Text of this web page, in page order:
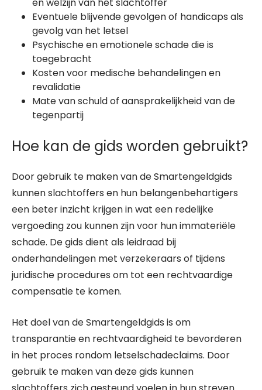
Eventuele blijvende gevolgen of handicaps als
gevolg van het letsel
Psychische en emotionele schade die is
toegebracht
Kosten voor medische behandelingen en
revalidatie
Mate van schuld of aansprakelijkheid van de
tegenpartij
Hoe kan de gids worden gebruikt?
Door gebruik te maken van de Smartengeldgids
kunnen slachtoffers en hun belangenbehartigers
een beter inzicht krijgen in wat een redelijke
vergoeding zou kunnen zijn voor hun immateriële
schade. De gids dient als leidraad bij
onderhandelingen met verzekeraars of tijdens
juridische procedures om tot een rechtvaardige
compensatie te komen.
Het doel van de Smartengeldgids is om
transparantie en rechtvaardigheid te bevorderen
in het proces rondom letselschadeclaims. Door
gebruik te maken van deze gids kunnen